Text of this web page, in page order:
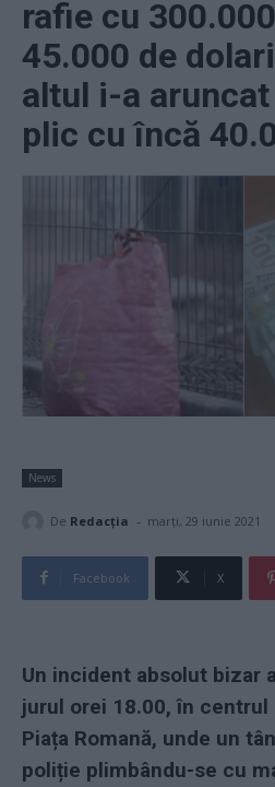
rafie cu
45.000 de
altul i-a
plic cu încă
News
De Redacţia - marți, 29 iunie 2021
Facebook X
Un incident absolut bizar
jurul orei 18.00, în
Piața Romană, unde un
poliție plimbându-se cu